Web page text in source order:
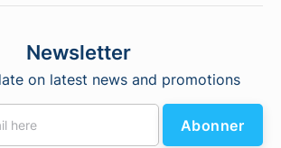
Newsletter
on latest news and promotions
Abonner